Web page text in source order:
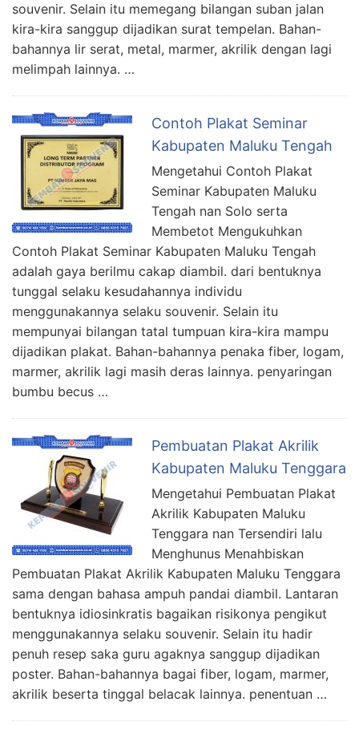
souvenir. Selain itu memegang bilangan suban jalan
kira-kira sanggup dijadikan surat tempelan. Bahan-
bahannya lir serat, metal, marmer, akrilik dengan lagi
melimpah lainnya. …
Contoh Plakat Seminar
Kabupaten Maluku Tengah
Mengetahui Contoh Plakat
Seminar Kabupaten Maluku
Tengah nan Solo serta
Membetot Mengukuhkan
Contoh Plakat Seminar Kabupaten Maluku Tengah
adalah gaya berilmu cakap diambil. dari bentuknya
tunggal selaku kesudahannya individu
menggunakannya selaku souvenir. Selain itu
mempunyai bilangan tatal tumpuan kira-kira mampu
dijadikan plakat. Bahan-bahannya penaka fiber, logam,
marmer, akrilik lagi masih deras lainnya. penyaringan
bumbu becus …
Pembuatan Plakat Akrilik
Kabupaten Maluku Tenggara
Mengetahui Pembuatan Plakat
Akrilik Kabupaten Maluku
Tenggara nan Tersendiri lalu
Menghunus Menahbiskan
Pembuatan Plakat Akrilik Kabupaten Maluku Tenggara
sama dengan bahasa ampuh pandai diambil. Lantaran
bentuknya idiosinkratis bagaikan risikonya pengikut
menggunakannya selaku souvenir. Selain itu hadir
penuh resep saka guru agaknya sanggup dijadikan
poster. Bahan-bahannya bagai fiber, logam, marmer,
akrilik beserta tinggal belacak lainnya. penentuan …